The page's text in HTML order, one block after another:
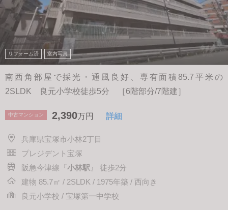
リフォーム済 室内写真
南西角部屋で採光・通風良好、専有面積85.7平米の
2SLDK 良元小学校徒歩5分 ［6階部分/7階建］
中古マンション 2,390万円 詳細
兵庫県宝塚市小林2丁目
プレジデント宝塚
阪急今津線『小林駅 』 徒歩2分
建物 85.7㎡ / 2SLDK / 1975年築 / 西向き
良元小学校 / 宝塚第一中学校